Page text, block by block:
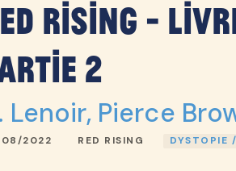
Rising -
2
Lenoir, Pierce
2022 RED RISING DYSTOPIE